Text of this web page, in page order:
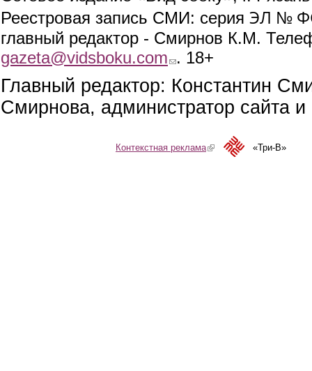
Реестровая запись СМИ: серия ЭЛ №
главный редактор - Смирнов К.М.
gazeta@vidsboku.com (link sends e-mail)
. 18+
Главный редактор: Константин
Смирнова, администратор сайта
Контекстная реклама(link is external)«Три-В»